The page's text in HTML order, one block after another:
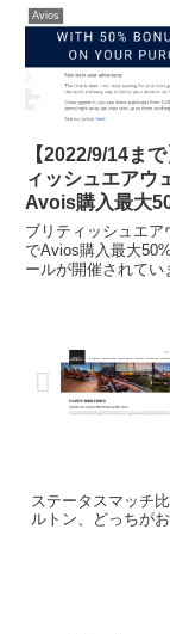
ーポンでのイベリア
販売が再開されまし
現在で2,000 Avio...
Avios
【2022/9/14ま
ィッシュエアウ
Avois購入最大
スセール！
ブリティッシュエア
でAvios購入最大
ールが開催されてい
（最大2.6円/Avios
ドル...
ステータスマッチ
ルトン、どっちが